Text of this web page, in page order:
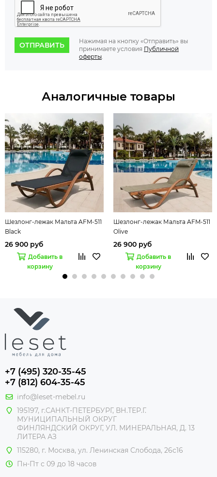
ОТПРАВИТЬ
Нажимая на кнопку «Отправить» вы
принимаете условия Публичной
оферты
Аналогичные товары
Шезлонг-лежак Мальта AFM-511
Black
26 900 руб
Добавить в
корзину
Шезлонг-лежак Мальта AFM-511
Olive
26 900 руб
Добавить в
корзину
+7 (495) 320-35-45
+7 (812) 604-35-45
info@leset-mebel.ru
195197, г.САНКТ-ПЕТЕРБУРГ, ВН.ТЕР.Г.
МУНИЦИПАЛЬНЫЙ ОКРУГ
ФИНЛЯНДСКИЙ ОКРУГ, УЛ. МИНЕРАЛЬНАЯ, Д. 13
ЛИТЕРА АЗ
115280, г. Москва, ул. Ленинская Слобода, 26с16
Пн-Пт с 09 до 18 часов